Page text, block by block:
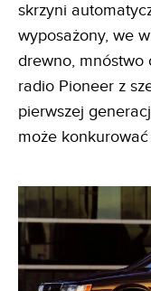
skrzyni
wyposażony, we
drewno, mnóstwo
radio Pioneer z
pierwszej
może